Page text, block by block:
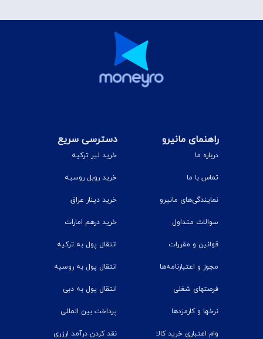
راهنمای مانیرو
درباره ما
تماس با ما
نمایندگی‌های مانیرو
سوالات متداول
قوانین و مقررات
مجوز و اعتبارنامه‌ها
فرصتهای شغلی
نرخ‎ها و کارمزدها
وام اعتباری خرید کالا
دسترسی سریع
خرید لیر ترکیه
خرید روبل روسیه
خرید دینار عراق
خرید درهم امارات
انتقال پول به ترکیه
انتقال پول به روسیه
انتقال پول به دبی
پرداخت بین المللی
نقد کردن درآمد ارزری